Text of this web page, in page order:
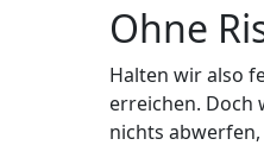
Ohne
Halten wir also
erreichen. Doch
nichts